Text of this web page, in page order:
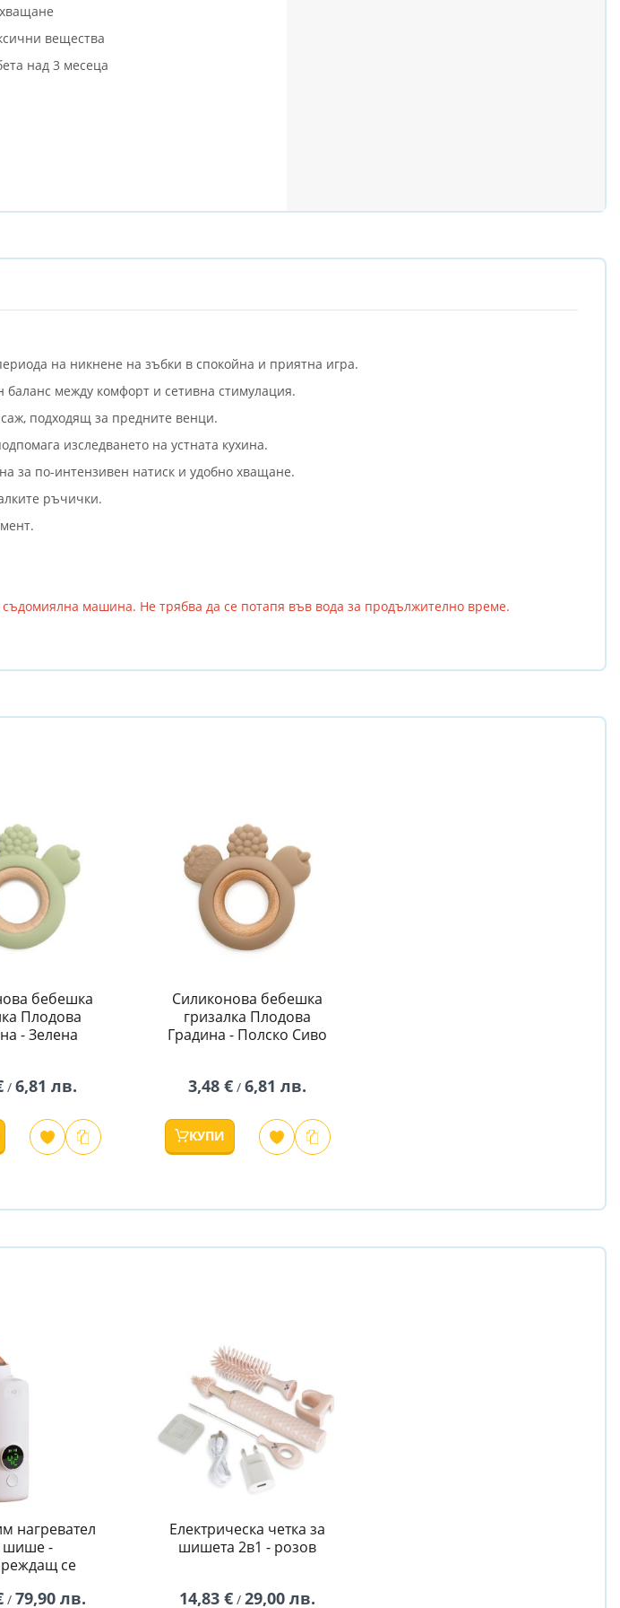
вещества
над 3 месеца
на никнене на зъбки в спокойна и приятна игра.
между комфорт и сетивна стимулация.
подходящ за предните венци.
изследването на устната кухина.
за по-интензивен натиск и удобно хващане.
ръчички.
машина. Не трябва да се потапя във вода за продължително време.
бебешка
Плодова
- Зелена
/ 6,81 лв.
Силиконова бебешка
гризалка Плодова
Градина - Полско Сиво
3,48 € / 6,81 лв.
КУПИ
нагревател
шише -
се
/ 79,90 лв.
Електрическа четка за
шишета 2в1 - розов
14,83 € / 29,00 лв.